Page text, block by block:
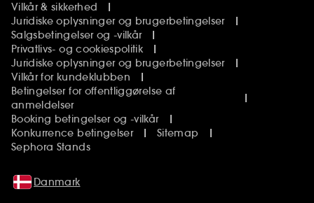
Vilkår & sikkerhed
Juridiske oplysninger og brugerbetingelser
Salgsbetingelser og -vilkår
Privatlivs- og cookiespolitik
Juridiske oplysninger og brugerbetingelser
Vilkår for kundeklubben
Betingelser for offentliggørelse af
anmeldelser
Booking betingelser og -vilkår
Konkurrence betingelser
Sitemap
Sephora Stands
Danmark